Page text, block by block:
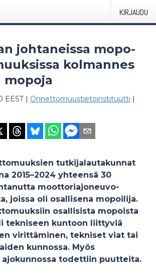
KIRJAUDU
johtaneissa mopo-
kolmannes
EEST| Onnettomuustietoinstituutti |
tutkijalautakunnat
2015–2024 yhteensä 30
moottoriajoneuvo-
joissa oli osallisena mopoilija.
osallisista mopoista
tekniseen kuntoon liittyviä
virittäminen, tekniset viat tai
kunnossa. Myös
todettiin puutteita.